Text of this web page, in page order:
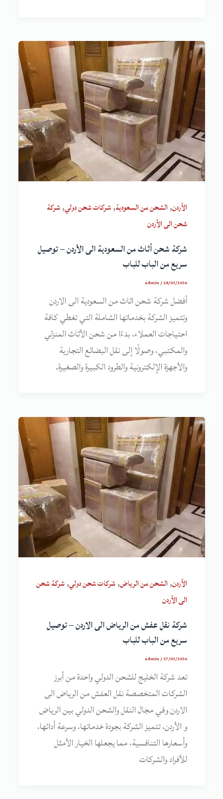
الأردن, الشحن من السعودية,شركات شحن دولي,شركة
شحن الى الأردن
شركة شحن أثاث من السعودية الى الأردن – توصيل
سريع من الباب للباب
admin/28/03/2026
أفضل شركة شحن اثاث من السعودية الى الاردن
وتتميز الشركة بخدماتها الشاملة التي تغطي كافة
احتياجات العملاء، بدءًا من شحن الأثاث المنزلي
والمكتبي، وصولًا إلى نقل البضائع التجارية
والأجهزة الإلكترونية والطرود الكبيرة والصغيرة.
الأردن, الشحن من الرياض,شركات شحن دولي,شركة شحن
الى الأردن
شركة نقل عفش من الرياض الى الاردن – توصيل
سريع من الباب للباب
admin/27/03/2026
تعد شركة الخليج للشحن الدولي واحدة من أبرز
الشركات المتخصصة نقل العفش من الرياض الى
الاردن وفي مجال النقل والشحن الدولي بين الرياض
و الأردن، تتميز الشركة بجودة خدماتها، وسرعة أدائها،
وأسعارها التنافسية، مما يجعلها الخيار الأمثل
للأفراد والشركات